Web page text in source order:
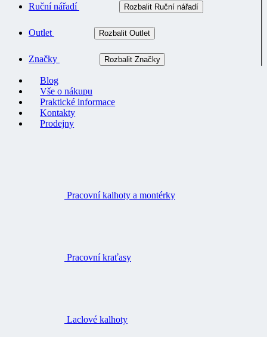
Ruční nářadí Rozbalit Ruční nářadí
Outlet Rozbalit Outlet
Značky Rozbalit Značky
Blog
Vše o nákupu
Praktické informace
Kontakty
Prodejny
Pracovní kalhoty a montérky
Pracovní kraťasy
Laclové kalhoty